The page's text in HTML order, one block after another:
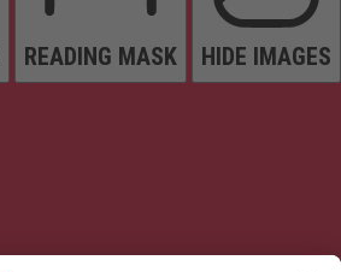
READING MASK HIDE IMAGES